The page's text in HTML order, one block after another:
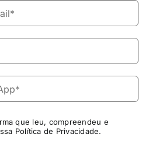
que leu, compreendeu e
Política de Privacidade.